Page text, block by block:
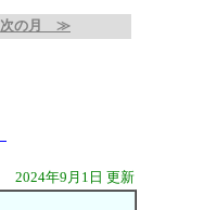
次の月 ≫
2024年9月1日 更新